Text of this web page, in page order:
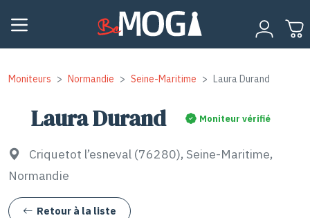
Moniteurs Normandie Seine-Maritime Laura Durand
Laura Durand Moniteur vérifié
Criquetot l’esneval (76280), Seine-Maritime,
Normandie
Retour à la liste